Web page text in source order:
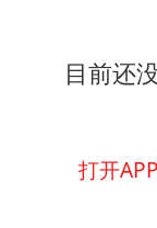
目前还
打开